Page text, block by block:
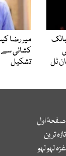
ٹل
میر رضا
کشائی سے
تشکیل
صفحۂ اول
تازہ ترین
غزہ لہو لہو